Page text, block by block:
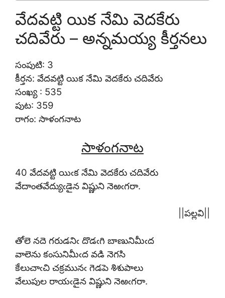
వేదవట్టి యిక నేమి వెదకేరు
చదివేరు – అన్నమయ్య కీర్తనలు
సంపుటి: 3
కీర్తన: వేదవట్టి యిక నేమి వెదకేరు చదివేరు
సంఖ్య : 535
పుట: 359
రాగం: సాళంగనాట
సాళంగనాట
40 వేదవట్టి యిఁక నేమి వెదకేరు చదివేరు
వేదాంతవేద్యుఁడైన విష్ణుని నెఱఁగరా.
||పల్లవి||
తోలె నదె గరుడనిఁ దొడఁగి బాణునిమీఁద
వాలెను కంసునిమీఁద వడి నెగసి
కేలుచాఁచి చక్రమునఁ గెడపె శిశుపాలు
వేలుపుల రాయఁడైన విష్ణుని నెఱఁగరా.